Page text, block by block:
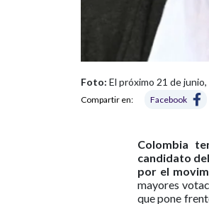
Foto: El próximo 21 de
Compartir en: Facebook
Colombia
candidato
por el
mayores
que pone